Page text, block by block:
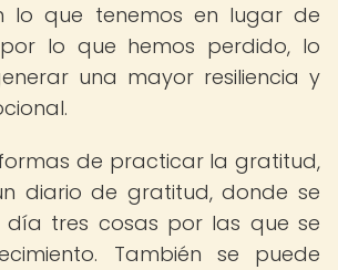
lo que tenemos en lugar de
lo que hemos perdido, lo
una mayor resiliencia y
formas de practicar la gratitud,
diario de gratitud, donde se
tres cosas por las que se
También se puede